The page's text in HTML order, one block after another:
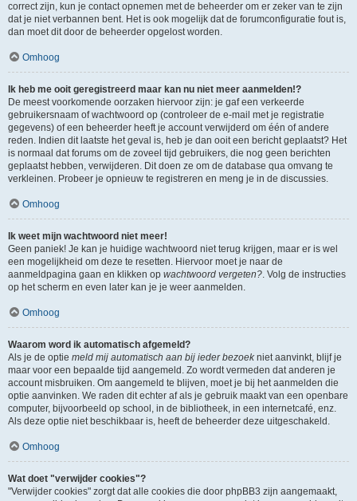
correct zijn, kun je contact opnemen met de beheerder om er zeker van te zijn
dat je niet verbannen bent. Het is ook mogelijk dat de forumconfiguratie fout is,
dan moet dit door de beheerder opgelost worden.
Omhoog
Ik heb me ooit geregistreerd maar kan nu niet meer aanmelden!?
De meest voorkomende oorzaken hiervoor zijn: je gaf een verkeerde
gebruikersnaam of wachtwoord op (controleer de e-mail met je registratie
gegevens) of een beheerder heeft je account verwijderd om één of andere
reden. Indien dit laatste het geval is, heb je dan ooit een bericht geplaatst? Het
is normaal dat forums om de zoveel tijd gebruikers, die nog geen berichten
geplaatst hebben, verwijderen. Dit doen ze om de database qua omvang te
verkleinen. Probeer je opnieuw te registreren en meng je in de discussies.
Omhoog
Ik weet mijn wachtwoord niet meer!
Geen paniek! Je kan je huidige wachtwoord niet terug krijgen, maar er is wel
een mogelijkheid om deze te resetten. Hiervoor moet je naar de
aanmeldpagina gaan en klikken op wachtwoord vergeten?. Volg de instructies
op het scherm en even later kan je je weer aanmelden.
Omhoog
Waarom word ik automatisch afgemeld?
Als je de optie meld mij automatisch aan bij ieder bezoekniet aanvinkt, blijf je
maar voor een bepaalde tijd aangemeld. Zo wordt vermeden dat anderen je
account misbruiken. Om aangemeld te blijven, moet je bij het aanmelden die
optie aanvinken. We raden dit echter af als je gebruik maakt van een openbare
computer, bijvoorbeeld op school, in de bibliotheek, in een internetcafé, enz.
Als deze optie niet beschikbaar is, heeft de beheerder deze uitgeschakeld.
Omhoog
Wat doet "verwijder cookies"?
"Verwijder cookies" zorgt dat alle cookies die door phpBB3 zijn aangemaakt,